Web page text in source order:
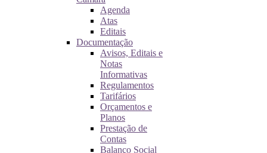
Agenda
Atas
Editais
Documentação
Avisos, Editais e
Notas
Informativas
Regulamentos
Tarifários
Orçamentos e
Planos
Prestação de
Contas
Balanço Social